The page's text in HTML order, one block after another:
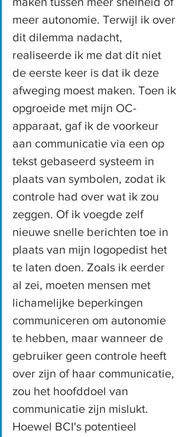
meer autonomie. Terwijl ik over
dit dilemma nadacht,
realiseerde ik me dat dit niet
de eerste keer is dat ik deze
afweging moest maken. Toen ik
opgroeide met mijn OC-
apparaat, gaf ik de voorkeur
aan communicatie via een op
tekst gebaseerd systeem in
plaats van symbolen, zodat ik
controle had over wat ik zou
zeggen. Of ik voegde zelf
nieuwe snelle berichten toe in
plaats van mijn logopedist het
te laten doen. Zoals ik eerder
al zei, moeten mensen met
lichamelijke beperkingen
communiceren om autonomie
te hebben, maar wanneer de
gebruiker geen controle heeft
over zijn of haar communicatie,
zou het hoofddoel van
communicatie zijn mislukt.
Hoewel BCI's potentieel